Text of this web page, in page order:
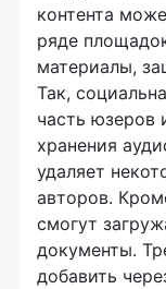
контента
ряде
материалы,
Так,
часть юзеров
хранения
удаляет
авторов.
смогут
документы.
добавить